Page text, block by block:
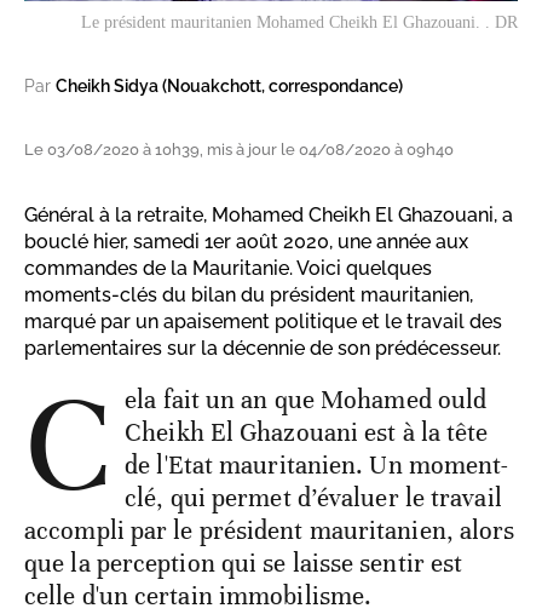
Le président mauritanien Mohamed Cheikh El Ghazouani. . DR
Par Cheikh Sidya (Nouakchott, correspondance)
Le 03/08/2020 à 10h39, mis à jour le 04/08/2020 à 09h40
Général à la retraite, Mohamed Cheikh El Ghazouani, a
bouclé hier, samedi 1er août 2020, une année aux
commandes de la Mauritanie. Voici quelques
moments-clés du bilan du président mauritanien,
marqué par un apaisement politique et le travail des
parlementaires sur la décennie de son prédécesseur.
C ela fait un an que Mohamed ould
Cheikh El Ghazouani est à la tête
de l'Etat mauritanien. Un moment-
clé, qui permet d’évaluer le travail
accompli par le président mauritanien, alors
que la perception qui se laisse sentir est
celle d'un certain immobilisme.